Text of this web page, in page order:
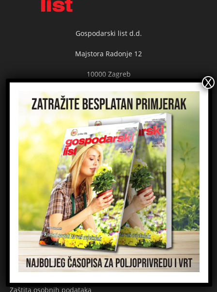
Gospodarski list d.d.
Majstora Radonje 12
10000 Zagreb
HRVATSKA
Kontaktirajte nas:redakcija@gospodarski-list.hr
ČASOPIS
Kontakt
Impressum
Marketing
Priznanja
Zaštita osobnih podataka